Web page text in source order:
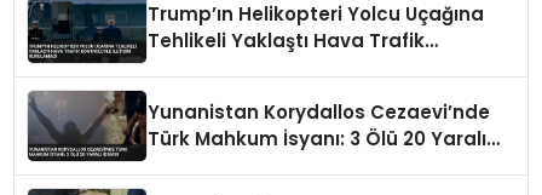
Trump’ın Helikopteri Yolcu Uçağına
Tehlikeli Yaklaştı Hava Trafik
Yunanistan Korydallos Cezaevi’nde
Türk Mahkum İsyanı: 3 Ölü 20 Yaralı